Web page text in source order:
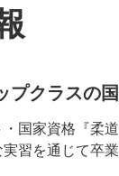
プクラスの
国家資格『柔
習を通じて卒